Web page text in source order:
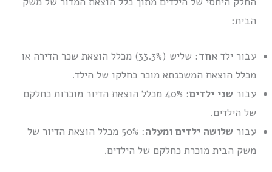
הבית:
עבור ילדאחד
: שליש (33.3%) מכלל הוצאת שכר הדירה או
מכלל הוצאת המשכנתא מוכר כחלקו של הילד.
עבור שני ילדים
: 40% מכלל הוצאת הדיור מוכרות כחלקם
של הילדים.
עבור שלושה ילדים ומעלה
: 50% מכלל הוצאת הדיור של
משק הבית מוכרת כחלקם של הילדים.